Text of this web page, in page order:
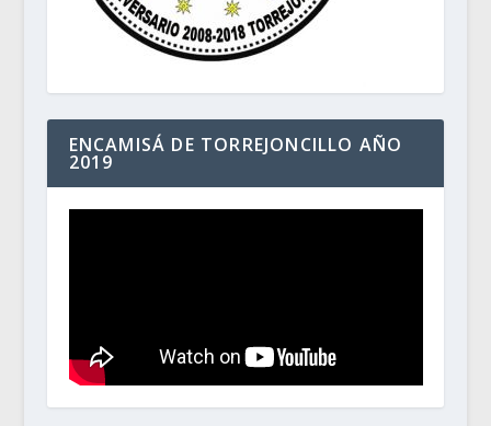
ENCAMISÁ DE TORREJONCILLO AÑO
2019